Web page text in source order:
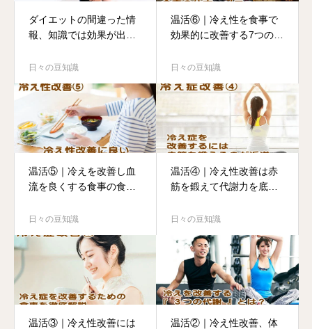
ダイエットの間違った情
報、知識では効果が出な
日々の豆知識
温活⑥｜冷え性を食事で
効果的に改善する7つの方
日々の豆知識
温活⑤｜冷えを改善し血
流を良くする食事の食べ
日々の豆知識
温活④｜冷え性改善は赤
筋を鍛えて代謝力を底上
日々の豆知識
温活③｜冷え性改善には
温活②｜冷え性改善、体